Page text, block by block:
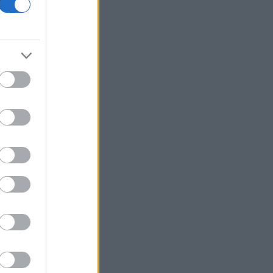
οικονομίας και οι κίνδυνοι της
επενδυτικής έκρηξης
εξουσίας εκθέτει τη χώρα διεθνώς»
Δικαστικό μπλόκο στην αίθουσα χορού
του Τραμπ στο Λευκό Οίκο
Μπάρκιν (Fed): «Τα στοιχεία για την
αγορά εργασίας συμβαδίζουν με τις
Καταβλήθηκαν 33,58 εκατ. ευρώ σε
67.746 δικαιούχους για την αγορά
λιπασμάτων
Ευρωαγορές: Η καλύτερη εβδομάδα
Stoxx 600
- Στο 100% η πληρότητα σε πολλά
δρομολόγια για Κυκλάδες